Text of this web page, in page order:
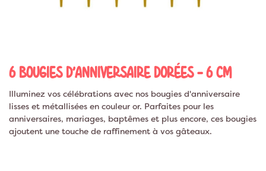
6 BOUGIES D'ANNIVERSAIRE DORÉES - 6 CM
Illuminez vos célébrations avec nos bougies d'anniversaire
lisses et métallisées en couleur or. Parfaites pour les
anniversaires, mariages, baptêmes et plus encore, ces bougies
ajoutent une touche de raffinement à vos gâteaux.